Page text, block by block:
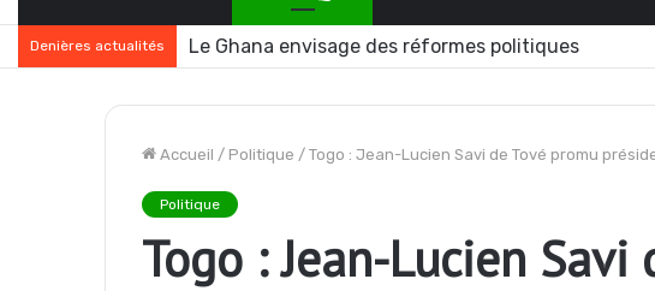
Denières actualités Togo : plusieurs agents de l’administration publique
Accueil / Politique / Togo : Jean-Lucien Savi de Tové promu
Politique
Togo : Jean-Lucien Savi